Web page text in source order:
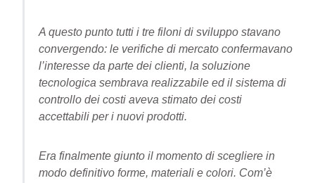
A questo punto tutti i tre filoni di sviluppo stavano
convergendo: le verifiche di mercato confermavano
l’interesse da parte dei clienti, la soluzione
tecnologica sembrava realizzabile ed il sistema di
controllo dei costi aveva stimato dei costi
accettabili per i nuovi prodotti.
Era finalmente giunto il momento di scegliere in
modo definitivo forme, materiali e colori. Com’è